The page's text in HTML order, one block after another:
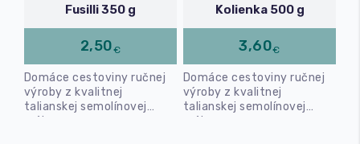
Fusilli 350 g
2,50€
Domáce cestoviny ručnej
výroby z kvalitnej
talianskej semolínovej
múky.
Kolienka 500 g
3,60€
Domáce cestoviny ručnej
výroby z kvalitnej
talianskej semolínovej
múky.